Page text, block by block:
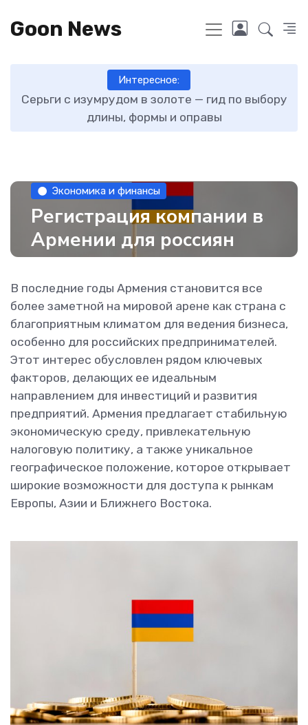
Goon News
Интересное:
Как отличить новые зимние шины от бу
Экономика и финансы
Регистрация компании в
Армении для россиян
В последние годы Армения становится все
более заметной на мировой арене как страна с
благоприятным климатом для ведения бизнеса,
особенно для российских предпринимателей.
Этот интерес обусловлен рядом ключевых
факторов, делающих ее идеальным
направлением для инвестиций и развития
предприятий. Армения предлагает стабильную
экономическую среду, привлекательную
налоговую политику, а также уникальное
географическое положение, которое открывает
широкие возможности для доступа к рынкам
Европы, Азии и Ближнего Востока.